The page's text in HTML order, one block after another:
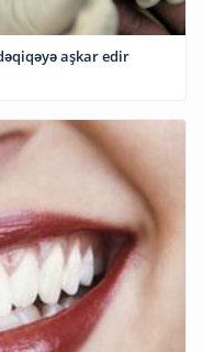
aşkar edir